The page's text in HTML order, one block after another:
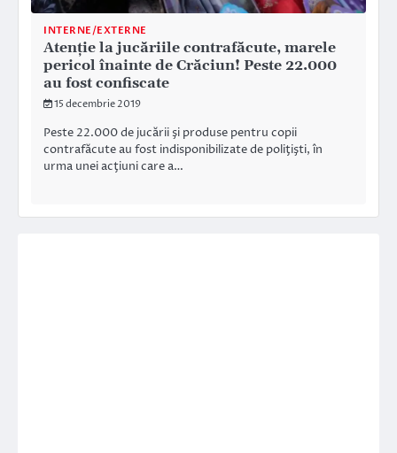
INTERNE/EXTERNE
Atenție la jucăriile contrafăcute, marele
pericol înainte de Crăciun! Peste 22.000
au fost confiscate
15 decembrie 2019
Peste 22.000 de jucării şi produse pentru copii
contrafăcute au fost indisponibilizate de poliţişti, în
urma unei acţiuni care a…